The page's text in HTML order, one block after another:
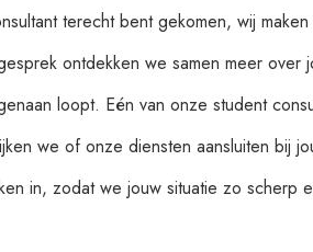
terecht bent gekomen, wij
ontdekken we samen meer over
loopt. Eén van onze student
we of onze diensten aansluiten bij
in, zodat we jouw situatie zo scherp